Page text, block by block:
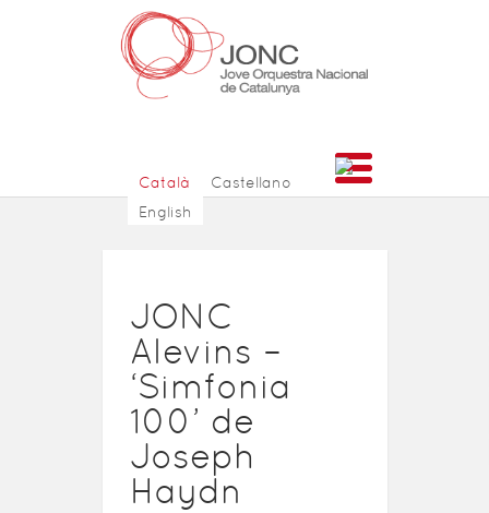
Català
Castellano
English
JONC
Alevins –
‘Simfonia
100’ de
Joseph
Haydn